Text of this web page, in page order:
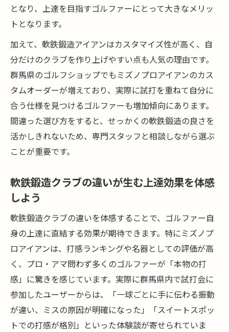
となり、上達を目指すゴルファーにとって大きなメリッ
トとなります。
加えて、軟鉄鍛造アイアンはカスタマイズ性が高く、自
分だけのクラブを作り上げやすい点も人気の理由です。
群馬県のゴルフショップでもミズノプロアイアンのカス
タムオーダーが増えており、実際に試打を重ねて自分に
合う仕様を見つけるゴルファーも増加傾向にあります。
間違った選び方をすると、せっかくの軟鉄鍛造の良さを
活かしきれないため、専門スタッフと相談しながら選ぶ
ことが重要です。
軟鉄鍛造クラブの違いが生む上達効果を体感
しよう
軟鉄鍛造クラブの違いを体感することで、ゴルファー自
身の上達に直結する効果が期待できます。特にミズノプ
ロアイアンは、打感ランキングや名器としての評価が高
く、プロ・アマ問わず多くのゴルファーが「本物の打
感」に驚きを感じています。実際に群馬県内で試打会に
参加したユーザーからは、「一球ごとに手に伝わる振動
が違い、ミスの原因が明確になった」「スイートスポッ
トでの打感が格別」といった体験談が寄せられていま